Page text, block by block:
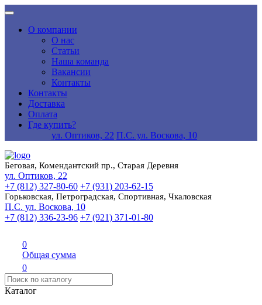
О компании
О нас
Статьи
Наша команда
Вакансии
Контакты
Контакты
Доставка
Оплата
Где купить?
ул. Оптиков, 22 П.С. ул. Воскова, 10
Беговая, Комендантский пр., Старая Деревня
ул. Оптиков, 22
+7 (812) 327-80-60 +7 (931) 203-62-15
Горьковская, Петроградская, Спортивная, Чкаловская
П.С. ул. Воскова, 10
+7 (812) 336-23-96 +7 (921) 371-01-80
0
Общая сумма
0
Каталог